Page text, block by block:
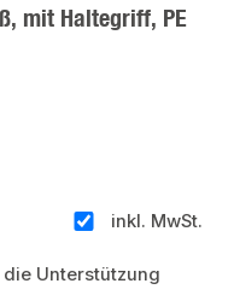
mit Haltegriff, PE
inkl. MwSt.
Unterstützung